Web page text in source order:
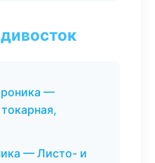
—
— Листо- и